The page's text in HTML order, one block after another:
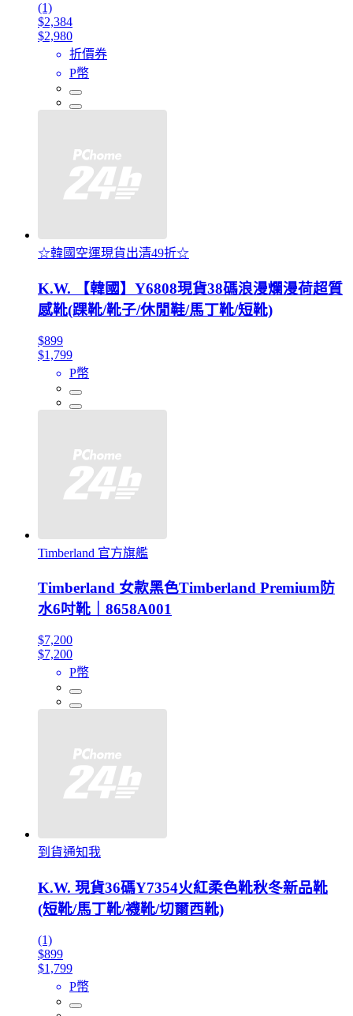
(1)
$2,384
$2,980
折價券
P幣
☆韓國空運現貨出清49折☆
K.W. 【韓國】Y6808現貨38碼浪漫爛漫荷超質
感靴(踝靴/靴子/休閒鞋/馬丁靴/短靴)
$899
$1,799
P幣
Timberland 官方旗艦
Timberland 女款黑色Timberland Premium防
水6吋靴｜8658A001
$7,200
$7,200
P幣
到貨通知我
K.W. 現貨36碼Y7354火紅柔色靴秋冬新品靴
(短靴/馬丁靴/襪靴/切爾西靴)
(1)
$899
$1,799
P幣